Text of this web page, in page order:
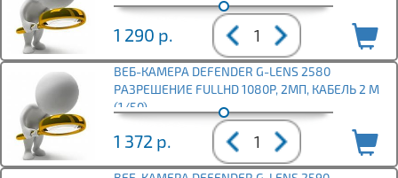
1 290 р.
ВЕБ-КАМЕРА DEFENDER G-LENS 2580
РАЗРЕШЕНИЕ FULLHD 1080P, 2МП, КАБЕЛЬ 2 М
(1/50)
1 372 р.